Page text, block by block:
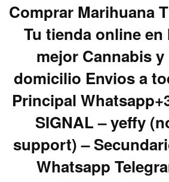
Comprar Marihuana
Tu tienda online en
mejor Cannabis y
domicilio Envios a
Principal
SIGNAL – yeffy
support) –
Whatsapp